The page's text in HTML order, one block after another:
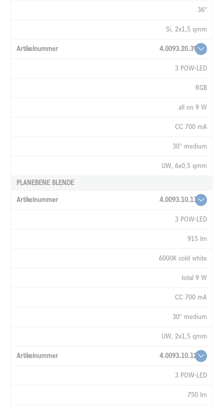
36°
Si, 2x1,5 qmm
4.0093.20.39
3 POW-LED
RGB
all on 9 W
CC 700 mA
30° medium
UW, 6x0,5 qmm
PLANEBENE BLENDE
4.0093.10.11
3 POW-LED
915 lm
6000K cold white
total 9 W
CC 700 mA
30° medium
UW, 2x1,5 qmm
4.0093.10.12
3 POW-LED
750 lm